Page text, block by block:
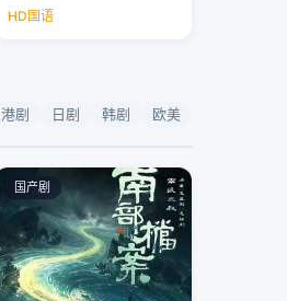
HD国语
港剧 日剧 韩剧 欧美
国产剧